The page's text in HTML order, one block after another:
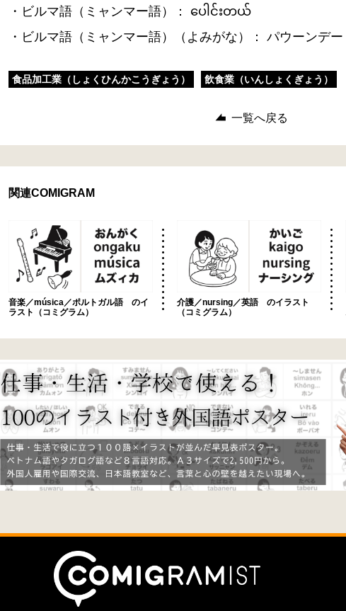
・ビルマ語（ミャンマー語）： ပေါင်းတယ်
・ビルマ語（ミャンマー語）（よみがな）： パウーンデー
食品加工業（しょくひんかこうぎょう） 飲食業（いんしょくぎょう）
一覧へ戻る
関連COMIGRAM
音楽／música／ポルトガル語 のイ
ラスト（コミグラム）
介護／nursing／英語 のイラスト
（コミグラム）